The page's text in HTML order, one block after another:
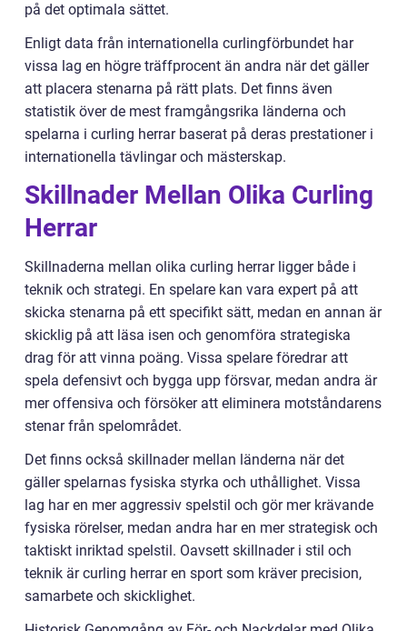
på det optimala sättet.
Enligt data från internationella curlingförbundet har
vissa lag en högre träffprocent än andra när det gäller
att placera stenarna på rätt plats. Det finns även
statistik över de mest framgångsrika länderna och
spelarna i curling herrar baserat på deras prestationer i
internationella tävlingar och mästerskap.
Skillnader Mellan Olika Curling
Herrar
Skillnaderna mellan olika curling herrar ligger både i
teknik och strategi. En spelare kan vara expert på att
skicka stenarna på ett specifikt sätt, medan en annan är
skicklig på att läsa isen och genomföra strategiska
drag för att vinna poäng. Vissa spelare föredrar att
spela defensivt och bygga upp försvar, medan andra är
mer offensiva och försöker att eliminera motståndarens
stenar från spelområdet.
Det finns också skillnader mellan länderna när det
gäller spelarnas fysiska styrka och uthållighet. Vissa
lag har en mer aggressiv spelstil och gör mer krävande
fysiska rörelser, medan andra har en mer strategisk och
taktiskt inriktad spelstil. Oavsett skillnader i stil och
teknik är curling herrar en sport som kräver precision,
samarbete och skicklighet.